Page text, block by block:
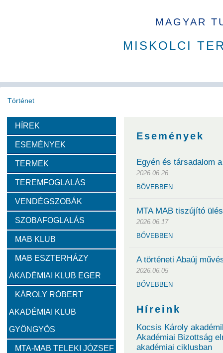
MAGYAR
MISKOLCI
Történet
Köszöntő
Díjazottak
Tudós arcképek
Csókás János Geleji Sándor Sályi István
Zambó János Takács Ernő
Választott vezetők
Közérdekű információk
HÍREK
ESEMÉNYEK
TERMEK
TEREMFOGLALÁS
VENDÉGSZOBÁK
SZOBAFOGLALÁS
MAB KLUB
MAB ESZTERHÁZY
AKADÉMIAI KLUB EGER
KÁROLY RÓBERT
AKADÉMIAI KLUB
GYÖNGYÖS
MTA-MAB TELEKI JÓZSEF
Események
Egyén és társadalom
2026.06.26
BŐVEBBEN
MTA MAB tiszújító ülés
2026.06.17
BŐVEBBEN
A történeti Abaúj
2026.06.05
BŐVEBBEN
Híreink
Kocsis Károly
Akadémiai Bizottság
akadémiai ciklusban